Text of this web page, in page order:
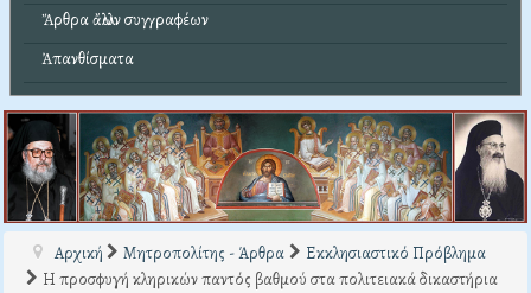
Ἄρθρα ἄλλων συγγραφέων
Ἀπανθίσματα
Αρχική Μητροπολίτης - Άρθρα
Εκκλησιαστικό Πρόβλημα
Η προσφυγή κληρικών παντός βαθμού στα πολιτειακά δικαστήρια